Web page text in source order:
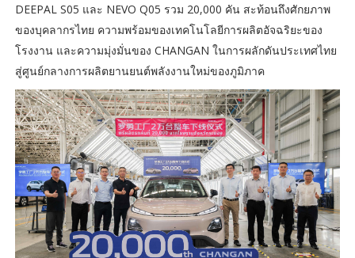
DEEPAL S05 และ NEVO Q05 รวม 20,000 คัน สะท้อนถึงศักยภาพ
ของบุคลากรไทย ความพร้อมของเทคโนโลยีการผลิตอัจฉริยะของ
โรงงาน และความมุ่งมั่นของ CHANGAN ในการผลักดันประเทศไทย
สู่ศูนย์กลางการผลิตยานยนต์พลังงานใหม่ของภูมิภาค